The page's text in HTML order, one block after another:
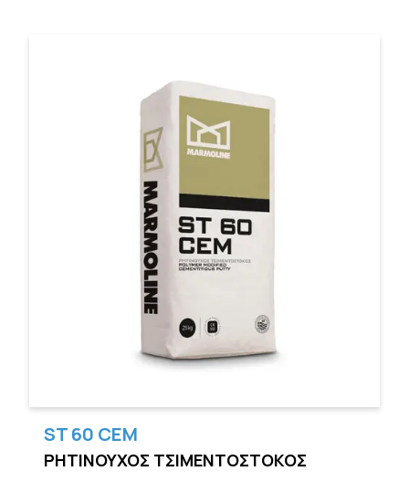
ST 60 CEM
ΡΗΤΙΝΟΥΧΟΣ ΤΣΙΜΕΝΤΟΣΤΟΚΟΣ